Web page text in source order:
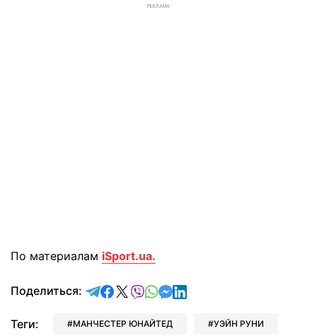
РЕКЛАМА
По материалам iSport.ua.
Поделиться: отправить в Telegram
поделиться в Facebook
поделиться в X
отправить в Viber
отправить в Whatsapp
отправить в Messenger
отправить в LinkedIn
Теги: МАНЧЕСТЕР ЮНАЙТЕД УЭЙН РУНИ